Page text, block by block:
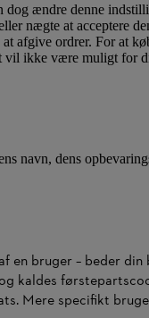
ændre denne
nægte at acceptere
afgive ordrer. For at
ikke være muligt for
navn, dens
bruger – beder
Mere specifikt